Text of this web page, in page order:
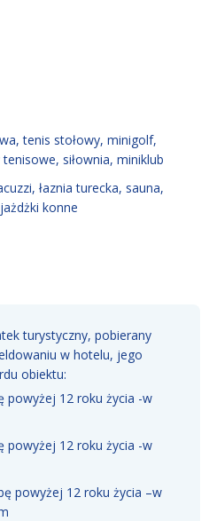
tenis stołowy, minigolf,
siłownia, miniklub
łaznia turecka, sauna,
konne
turystyczny, pobierany
w hotelu, jego
obiektu:
powyżej 12 roku życia -w
powyżej 12 roku życia -w
powyżej 12 roku życia –w